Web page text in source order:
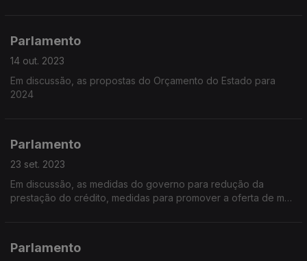
Parlamento
14 out. 2023
Em discussão, as propostas do Orçamento do Estado para
2024
Parlamento
23 set. 2023
Em discussão, as medidas do governo para redução da
prestação do crédito, medidas para promover a oferta de mais
Parlamento